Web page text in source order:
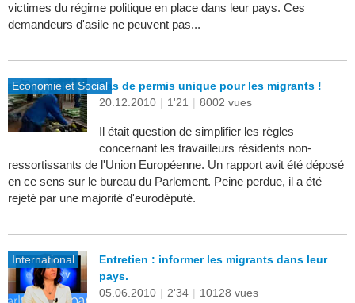
victimes du régime politique en place dans leur pays. Ces
demandeurs d'asile ne peuvent pas...
Economie et SocialPas de permis unique pour les migrants !
20.12.2010 | 1'21 | 8002 vues
Il était question de simplifier les règles
concernant les travailleurs résidents non-
ressortissants de l'Union Européenne. Un rapport avit été déposé
en ce sens sur le bureau du Parlement. Peine perdue, il a été
rejeté par une majorité d'eurodéputé.
International
Entretien : informer les migrants dans leur
pays.
05.06.2010 | 2'34 | 10128 vues